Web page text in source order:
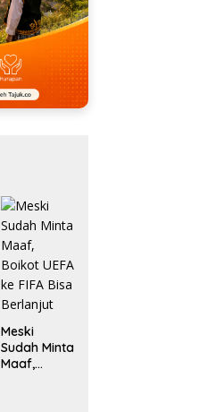
Meski
Sudah Minta
Maaf,